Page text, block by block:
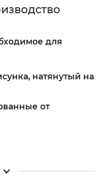
для
натянутый на
от